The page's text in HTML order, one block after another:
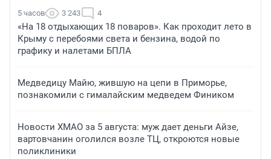
5 часов 3 243 4
«На 18 отдыхающих 18 поваров». Как проходит лето в
Крыму с перебоями света и бензина, водой по
графику и налетами БПЛА
Медведицу Майю, жившую на цепи в Приморье,
познакомили с гималайским медведем Фиником
Новости ХМАО за 5 августа: муж дает деньги Айзе,
вартовчанин оголился возле ТЦ, откроются новые
поликлиники